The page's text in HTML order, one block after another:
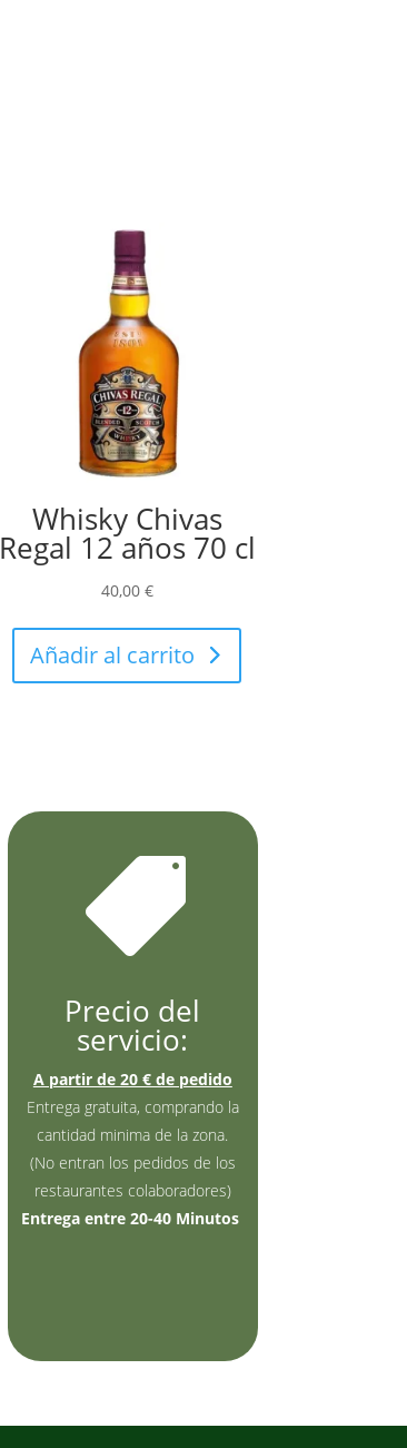
Whisky Chivas
Regal 12 años 70 cl
40,00 €
Añadir al carrito

Precio del
servicio:
A partir de 20 € de pedido
Entrega gratuita, comprando la
cantidad minima de la zona.
(No entran los pedidos de los
restaurantes colaboradores)
Entrega entre 20-40 Minutos